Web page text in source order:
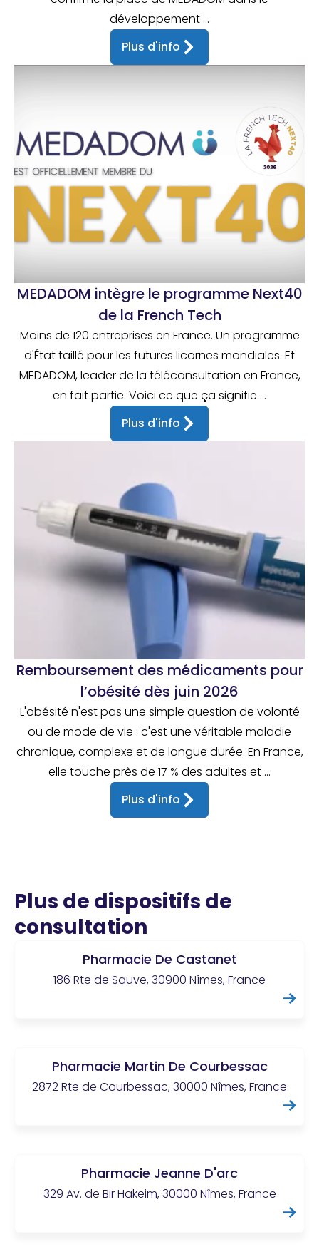
développement ...
Plus d'info
MEDADOM intègre le programme Next40
de la French Tech
Moins de 120 entreprises en France. Un programme
d'État taillé pour les futures licornes mondiales. Et
MEDADOM, leader de la téléconsultation en France,
en fait partie. Voici ce que ça signifie ...
Plus d'info
Remboursement des médicaments pour
l’obésité dès juin 2026
L'obésité n'est pas une simple question de volonté
ou de mode de vie : c'est une véritable maladie
chronique, complexe et de longue durée. En France,
elle touche près de 17 % des adultes et ...
Plus d'info
Plus de dispositifs de
consultation
Pharmacie De Castanet
186 Rte de Sauve, 30900 Nîmes, France
Pharmacie Martin De Courbessac
2872 Rte de Courbessac, 30000 Nîmes, France
Pharmacie Jeanne D'arc
329 Av. de Bir Hakeim, 30000 Nîmes, France